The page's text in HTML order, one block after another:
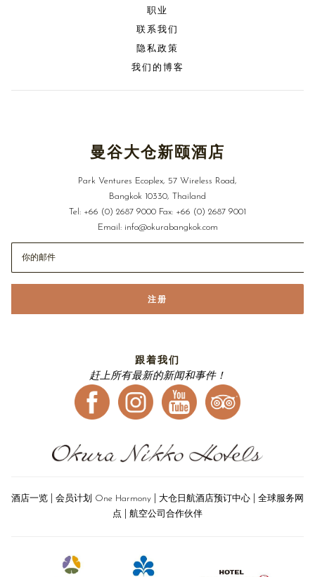
职业
联系我们
隐私政策
我们的博客
曼谷大仓新颐酒店
Park Ventures Ecoplex, 57 Wireless Road,
Bangkok 10330, Thailand
Tel: +66 (0) 2687 9000 Fax: +66 (0) 2687 9001
Email: info@okurabangkok.com
注册
跟着我们
赶上所有最新的新闻和事件！
酒店一览 会员计划 One Harmony 大仓日航酒店预订中心
全球服务网
点
航空公司合作伙伴